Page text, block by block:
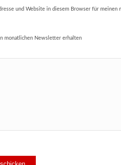
und Website in diesem Browser für meinen
monatlichen Newsletter erhalten